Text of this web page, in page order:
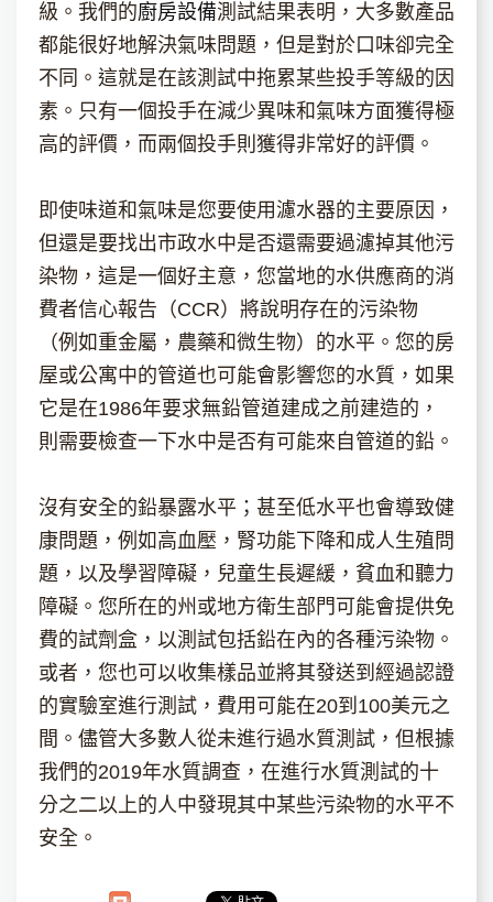
級。我們的廚房設備測試結果表明，大多數產品
都能很好地解決氣味問題，但是對於口味卻完全
不同。這就是在該測試中拖累某些投手等級的因
素。只有一個投手在減少異味和氣味方面獲得極
高的評價，而兩個投手則獲得非常好的評價。
即使味道和氣味是您要使用濾水器的主要原因，
但還是要找出市政水中是否還需要過濾掉其他污
染物，這是一個好主意，您當地的水供應商的消
費者信心報告（CCR）將說明存在的污染物
（例如重金屬，農藥和微生物）的水平。您的房
屋或公寓中的管道也可能會影響您的水質，如果
它是在1986年要求無鉛管道建成之前建造的，
則需要檢查一下水中是否有可能來自管道的鉛。
沒有安全的鉛暴露水平；甚至低水平也會導致健
康問題，例如高血壓，腎功能下降和成人生殖問
題，以及學習障礙，兒童生長遲緩，貧血和聽力
障礙。您所在的州或地方衛生部門可能會提供免
費的試劑盒，以測試包括鉛在內的各種污染物。
或者，您也可以收集樣品並將其發送到經過認證
的實驗室進行測試，費用可能在20到100美元之
間。儘管大多數人從未進行過水質測試，但根據
我們的2019年水質調查，在進行水質測試的十
分之二以上的人中發現其中某些污染物的水平不
安全。